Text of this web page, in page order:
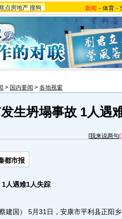
点房地产 搜狗 新闻 - 体育 -
> 国内要闻 > 各地视窗
生坍塌事故 1人遇
[我来说两句
都市报
人遇难1人失踪
国） 5月31日，安康市平利县正阳乡